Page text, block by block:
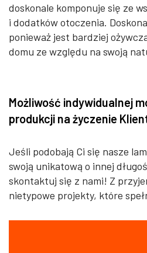
doskonale komponuje się ze
i dodatków otoczenia.
ponieważ jest bardziej
domu ze względu na swoją
Możliwość indywidualnej
produkcji na życzenie
Jeśli podobają Ci się nasze
swoją unikatową o innej
skontaktuj się z nami! Z
nietypowe projekty, które